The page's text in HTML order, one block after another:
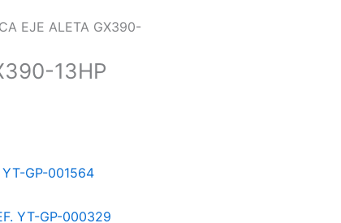
EJE ALETA GX390-
13HP